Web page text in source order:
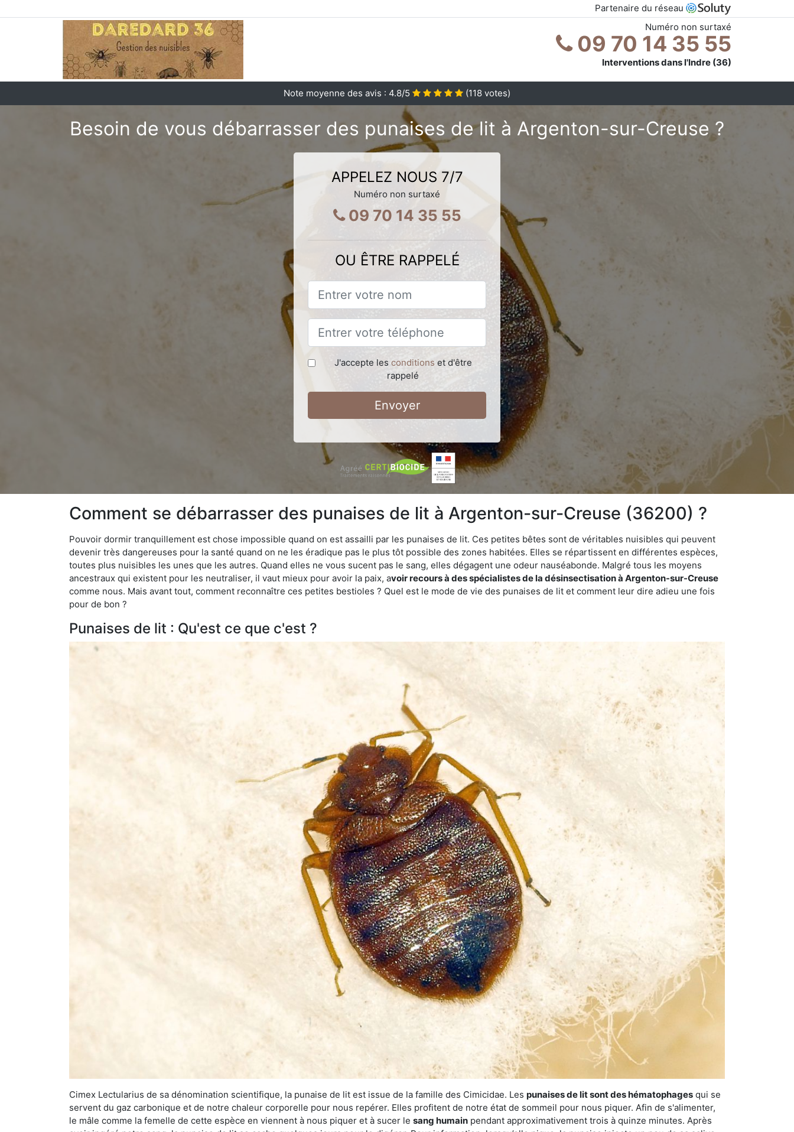
Partenaire du réseau
Numéro non surtaxé
09 70 14 35 55
Interventions dans l'Indre (36)
Note moyenne des avis : 4.8/5 (118 votes)
Besoin de vous débarrasser des punaises de lit à Argenton-sur-Creuse ?
APPELEZ NOUS 7/7
Numéro non surtaxé
09 70 14 35 55
OU ÊTRE RAPPELÉ
J'accepte les conditions et d'être
rappelé
Envoyer
Comment se débarrasser des punaises de lit à Argenton-sur-Creuse (36200) ?
Pouvoir dormir tranquillement est chose impossible quand on est assailli par les punaises de lit. Ces petites bêtes sont de véritables nuisibles qui peuvent
devenir très dangereuses pour la santé quand on ne les éradique pas le plus tôt possible des zones habitées. Elles se répartissent en différentes espèces,
toutes plus nuisibles les unes que les autres. Quand elles ne vous sucent pas le sang, elles dégagent une odeur nauséabonde. Malgré tous les moyens
ancestraux qui existent pour les neutraliser, il vaut mieux pour avoir la paix, avoir recours à des spécialistes de la désinsectisation à Argenton-sur-Creuse
comme nous. Mais avant tout, comment reconnaître ces petites bestioles ? Quel est le mode de vie des punaises de lit et comment leur dire adieu une fois
pour de bon ?
Punaises de lit : Qu'est ce que c'est ?
Cimex Lectularius de sa dénomination scientifique, la punaise de lit est issue de la famille des Cimicidae. Les punaises de lit sont des hématophages qui se
servent du gaz carbonique et de notre chaleur corporelle pour nous repérer. Elles profitent de notre état de sommeil pour nous piquer. Afin de s'alimenter,
le mâle comme la femelle de cette espèce en viennent à nous piquer et à sucer le sang humain pendant approximativement trois à quinze minutes. Après